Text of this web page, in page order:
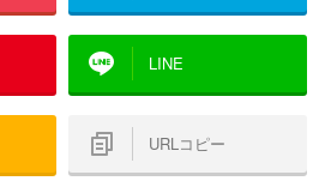
LINE
URLコピー